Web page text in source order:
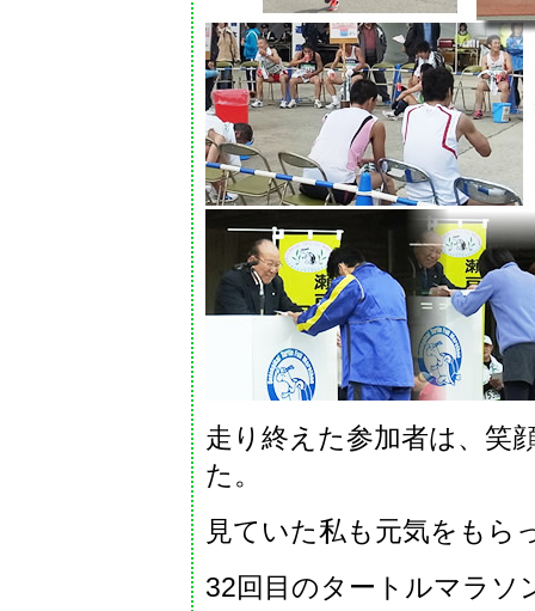
走り終えた参加者は、笑
た。
見ていた私も元気をもら
32回目のタートルマラソ